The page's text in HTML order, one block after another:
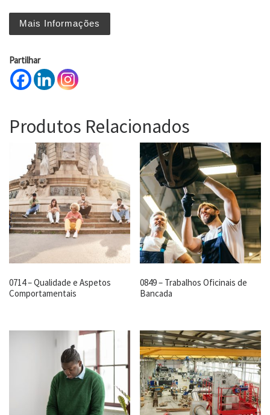
Mais Informações
Partilhar
Produtos Relacionados
0714 – Qualidade e Aspetos
Comportamentais
0849 – Trabalhos Oficinais de
Bancada